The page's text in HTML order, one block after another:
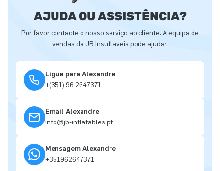
AJUDA OU ASSISTÊNCIA?
Por favor contacte o nosso serviço ao cliente. A equipa de
vendas da JB Insuflaveis pode ajudar.
Ligue para Alexandre
+(351) 96 2647371
Email Alexandre
info@jb-inflatables.pt
Mensagem Alexandre
+351962647371